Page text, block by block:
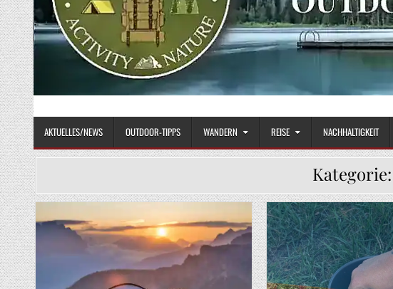
STAY WILD – OUTDOOR
AKTUELLES/NEWS OUTDOOR-TIPPS WANDERN REISE NACHHALTIGKEIT
Kategorie:
Posted in Posted in